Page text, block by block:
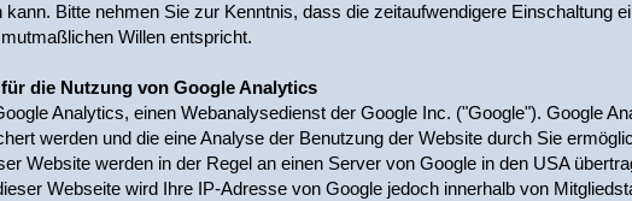
Bitte nehmen Sie zur Kenntnis, dass die zeitaufwendigere Einschaltung
Willen entspricht.
die Nutzung von Google Analytics
Analytics, einen Webanalysedienst der Google Inc. ("Google"). Google
werden und die eine Analyse der Benutzung der Website durch Sie
Website werden in der Regel an einen Server von Google in den USA
Webseite wird Ihre IP-Adresse von Google jedoch innerhalb von